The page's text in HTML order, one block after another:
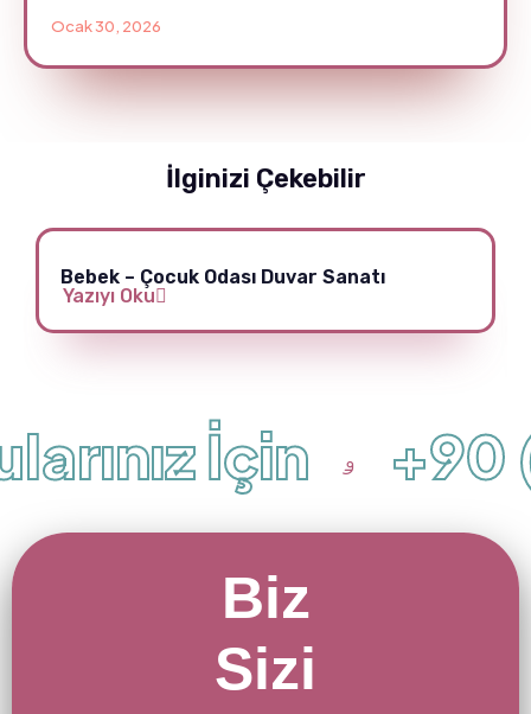
Ocak 30, 2026
İlginizi Çekebilir
Bebek – Çocuk Odası Duvar Sanatı
Yazıyı Oku
İçin +90
Biz
Sizi